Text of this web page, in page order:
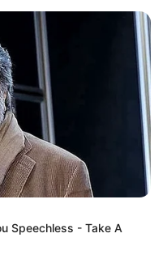
Speechless - Take A